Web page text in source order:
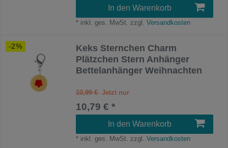
In den Warenkorb
* inkl. ges. MwSt. zzgl. Versandkosten
-2%
Keks Sternchen Charm
Plätzchen Stern Anhänger
Bettelanhänger Weihnachten
10,99 €
10,79 € *
In den Warenkorb
* inkl. ges. MwSt. zzgl. Versandkosten